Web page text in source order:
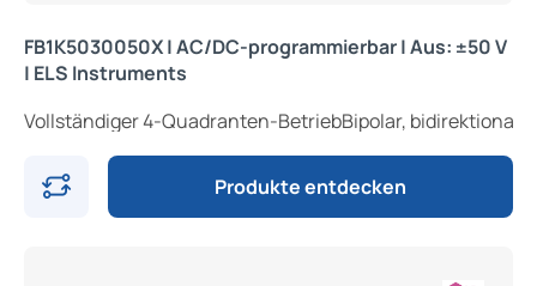
FB1K5030050X | AC/DC-programmierbar | Aus: ±50 V
| ELS Instruments
Vollständiger 4-Quadranten-BetriebBipolar, bidirektional
Produkte entdecken